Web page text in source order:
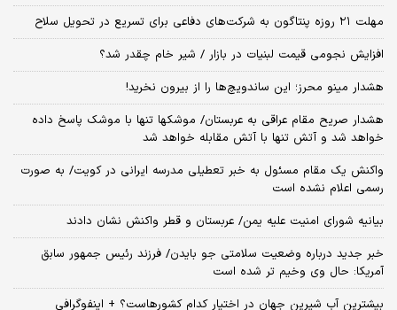
مهلت ۲۱ روزه پنتاگون به شرکت‌های دفاعی برای تسریع در تحویل سلاح
افزایش نجومی قیمت لبنیات در بازار / شیر خام چقدر شد؟
هشدار مینو محرز؛ این ساندویچ‌ها را از بیرون نخرید!
هشدار صریح مقام عراقی به عربستان/ موشکها تنها با موشک پاسخ داده
خواهد شد و آتش تنها با آتش مقابله خواهد شد
واکنش یک مقام مسئول به خبر تعطیلی مدرسه ایرانی در کویت/ به صورت
رسمی اعلام نشده است
بیانیه شورای امنیت علیه یمن/ عربستان و قطر واکنش نشان دادند
خبر جدید درباره وضعیت سلامتی جو بایدن/ فرزند رئیس جمهور سابق
آمریکا: حال وی وخیم تر شده است
بیشترین آب شیرین جهان در اختیار کدام کشورهاست؟ + اینفوگرافی